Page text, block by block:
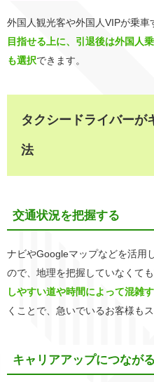
外国人観光客や外国人VIPが乗車
目指せる上に、引退後は外国人
も選択できます。
タクシードライバーが
法
交通状況を把握する
ナビやGoogleマップなどを活用
ので、地理を把握していなくて
しやすい道や時間によって混雑
くことで、急いでいるお客様も
キャリアアップにつなが